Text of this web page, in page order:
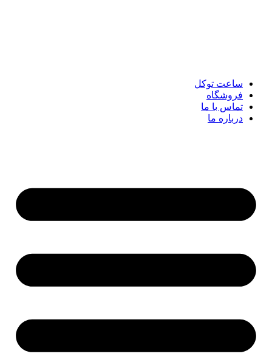
ساعت توکل
فروشگاه
تماس با ما
درباره ما